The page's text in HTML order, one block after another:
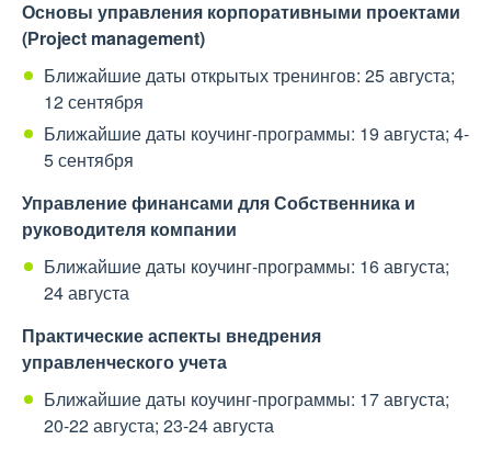
Основы управления корпоративными проектами
(Рroject management)
Ближайшие даты открытых тренингов: 25 августа;
12 сентября
Ближайшие даты коучинг-программы: 19 августа; 4-
5 сентября
Управление финансами для Собственника и
руководителя компании
Ближайшие даты коучинг-программы: 16 августа;
24 августа
Практические аспекты внедрения
управленческого учета
Ближайшие даты коучинг-программы: 17 августа;
20-22 августа; 23-24 августа